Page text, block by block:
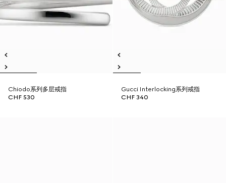
Chiodo系列多层戒指
CHF 530
Gucci Interlocking系列戒指
CHF 340